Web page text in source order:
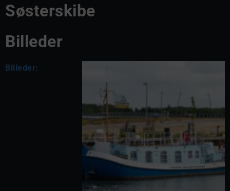
Søsterskibe
Billeder
Billeder: